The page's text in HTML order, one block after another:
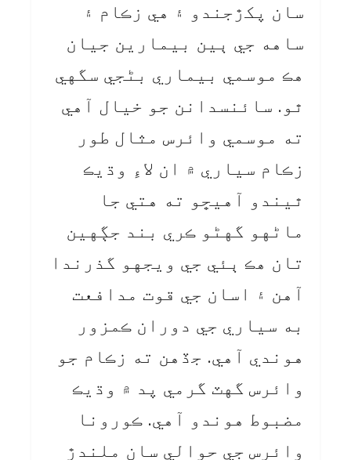
سان پکڙجندو ۽ هي زڪام ۽
ساهه جي ٻين بيمارين جيان
هڪ موسمي بيماري بڻجي سگهي
ٿو. سائنسدانن جو خيال آهي
ته موسمي وائرس مثال طور
زڪام سياري ۾ ان لاءِ وڌيڪ
ٿيندو آهيڇو ته هتي جا
ماڻهو گهڻو ڪري بند جڳهين
تان هڪ ٻئي جي ويجهو گذرندا
آهن ۽ اسان جي قوت مدافعت
به سياري جي دوران ڪمزور
هوندي آهي. جڏهن ته زڪام جو
وائرس گهٽ گرمي پد ۾ وڌيڪ
مضبوط هوندو آهي. ڪورونا
وائرس جي حوالي سان ملندڙ